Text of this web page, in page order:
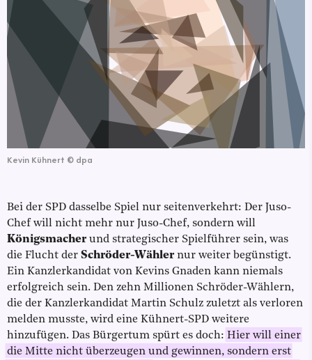
Kevin Kühnert © dpa
Bei der SPD dasselbe Spiel nur seitenverkehrt: Der Juso-
Chef will nicht mehr nur Juso-Chef, sondern will
Königsmacherund strategischer Spielführer sein, was
die Flucht der Schröder-Wählernur weiter begünstigt.
Ein Kanzlerkandidat von Kevins Gnaden kann niemals
erfolgreich sein. Den zehn Millionen Schröder-Wählern,
die der Kanzlerkandidat Martin Schulz zuletzt als verloren
melden musste, wird eine Kühnert-SPD weitere
hinzufügen. Das Bürgertum spürt es doch: Hier will einer
die Mitte nicht überzeugen und gewinnen, sondern erst